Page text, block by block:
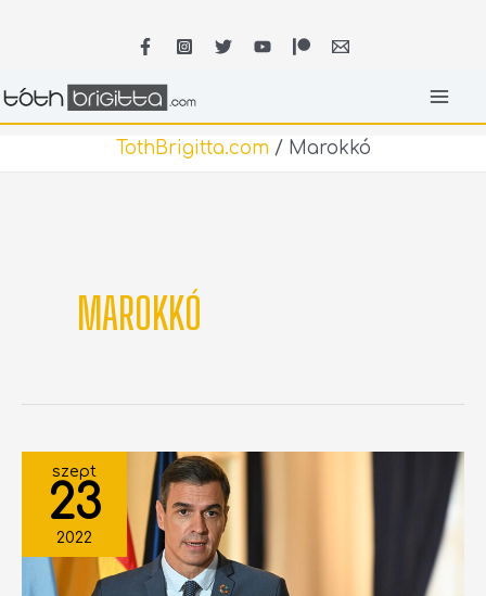
TothBrigitta.com / Marokkó
MAROKKÓ
szept
23
2022
MEGOLDÁST
KÉR
AZ
ENSZ-
TŐL
A
SPANYOL
KORMÁNY
SZAHARAI
LAKOSSÁG
SZÁMÁRA